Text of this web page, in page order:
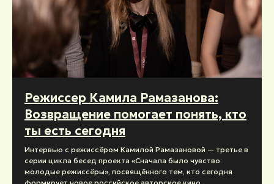
Режиссер Камила Рамазанова:
Возвращение помогает понять, кто
ты есть сегодня
Интервью с режиссёром Камилой Рамазановой — третье в
серии цикла бесед проекта «Сначала было чувство:
молодые режиссёры», посвящённого тем, кто сегодня